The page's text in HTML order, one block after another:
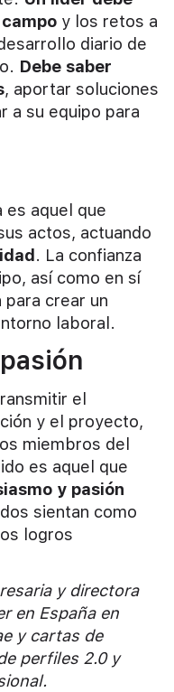
y los retos a
diario de
Debe saber
, aportar soluciones
a su equipo para
es aquel que
actos, actuando
. La confianza
así como en sí
crear un
laboral.
el
y el proyecto,
miembros del
es aquel que
y pasión
sientan como
logros
y directora
en España en
y cartas de
perfiles 2.0 y